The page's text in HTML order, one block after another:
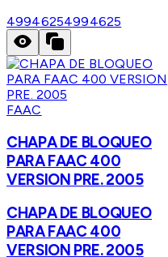
49946254994625
FAAC
CHAPA DE BLOQUEO
PARA FAAC 400
VERSION PRE. 2005
CHAPA DE BLOQUEO
PARA FAAC 400
VERSION PRE. 2005